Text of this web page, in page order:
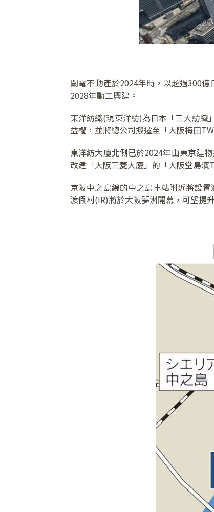
關電不動產於2024年時，以超過300
2028年動工興建。
東洋紡織(現東洋紡)為日本「三大紡織
益權，並將總公司搬遷至「大阪梅田
東洋紡大廈北側已於2024年由東京建
改建「大阪三菱大廈」的「大阪堂島
京阪中之島線的中之島車站附近將設
渡假村(IR)將於大阪夢洲開幕，可望提